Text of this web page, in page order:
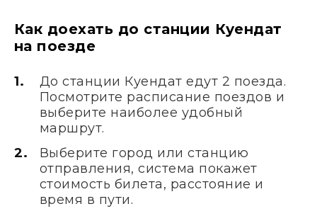
Как доехать до станции Куендат
на поезде
До станции Куендат едут 2 поезда.
Посмотрите расписание поездов и
выберите наиболее удобный
маршрут.
Выберите город или станцию
отправления, система покажет
стоимость билета, расстояние и
время в пути.